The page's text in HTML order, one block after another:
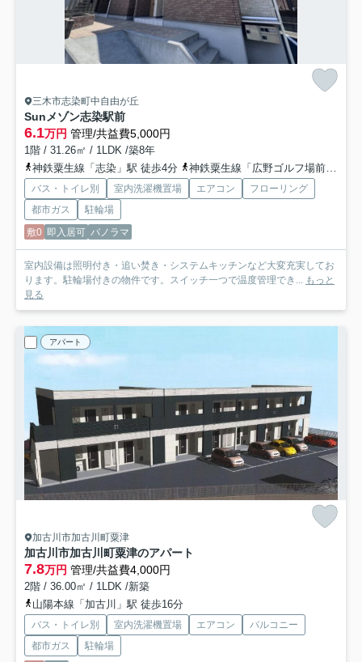
三木市志染町中自由が丘
Sunメゾン志染駅前
6.1万円 管理/共益費5,000円
1階 / 31.26㎡ / 1LDK /築8年
神鉄粟生線「志染」駅 徒歩4分
神鉄粟生線「広野ゴルフ場前」駅 徒歩27分
バス・トイレ別 室内洗濯機置場 エアコン
フローリング
都市ガス
駐輪場
敷0 即入居可 パノラマ
室内設備は照明付き・追い焚き・システムキッチンなど大変充実してお
ります。駐輪場付きの物件です。スイッチ一つで温度管理でき... もっと
見る
アパート
加古川市加古川町粟津
加古川市加古川町粟津のアパート
7.8万円 管理/共益費4,000円
2階 / 36.00㎡ / 1LDK /新築
山陽本線「加古川」駅 徒歩16分
バス・トイレ別 室内洗濯機置場 エアコン
バルコニー
都市ガス
駐輪場